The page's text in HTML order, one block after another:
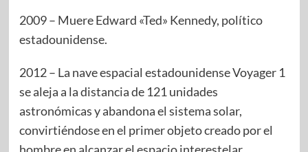
2009 – Muere Edward «Ted» Kennedy, político
estadounidense.
2012 – La nave espacial estadounidense Voyager 1
se aleja a la distancia de 121 unidades
astronómicas y abandona el sistema solar,
convirtiéndose en el primer objeto creado por el